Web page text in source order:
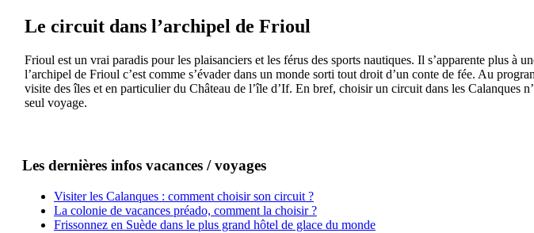
Le circuit dans l’archipel de Frioul
Frioul est un vrai paradis pour les plaisanciers et les férus des sports nautiques. Il s’apparente plus à
l’archipel de Frioul c’est comme s’évader dans un monde sorti tout droit d’un conte de fée. Au
visite des îles et en particulier du Château de l’île d’If. En bref, choisir un circuit dans les Calanques
seul voyage.
Les dernières infos vacances / voyages
Visiter les Calanques : comment choisir son circuit ?
La colonie de vacances préado, comment la choisir ?
Frissonnez en Suède dans le plus grand hôtel de glace du monde